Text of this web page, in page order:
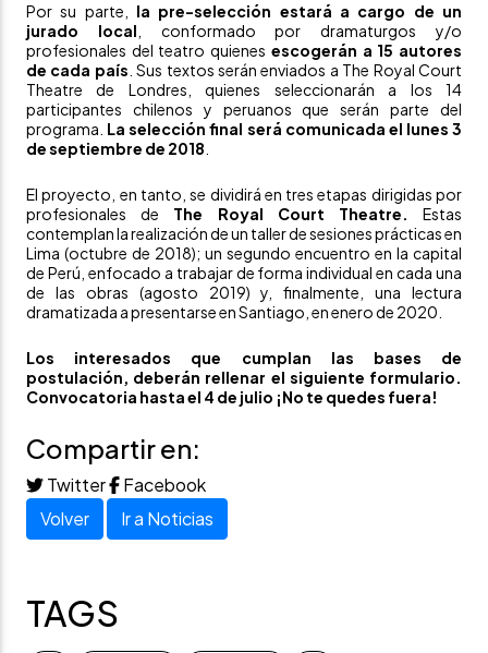
Por su parte, la pre-selección estará a cargo de un
jurado local , conformado por dramaturgos y/o
profesionales del teatro quienes escogerán a 15 autores
de cada país . Sus textos serán enviados a The Royal Court
Theatre de Londres, quienes seleccionarán a los 14
participantes chilenos y peruanos que serán parte del
programa. La selección final será comunicada el lunes 3
de septiembre de 2018
El proyecto, en tanto, se dividirá en tres etapas dirigidas por
profesionales de The Royal Court Theatre.
Estas
contemplan la realización de un taller de sesiones prácticas en
Lima (octubre de 2018); un segundo encuentro en la capital
de Perú, enfocado a trabajar de forma individual en cada una
de las obras (agosto 2019) y, finalmente, una lectura
dramatizada a presentarse en Santiago, en enero de 2020.
Los interesados que cumplan las bases de
postulación, deberán rellenar el siguiente formulario.
Convocatoria hasta el 4 de julio ¡No te quedes fuera!
Compartir en:
Twitter
Facebook
Volver
Ir a Noticias
TAGS